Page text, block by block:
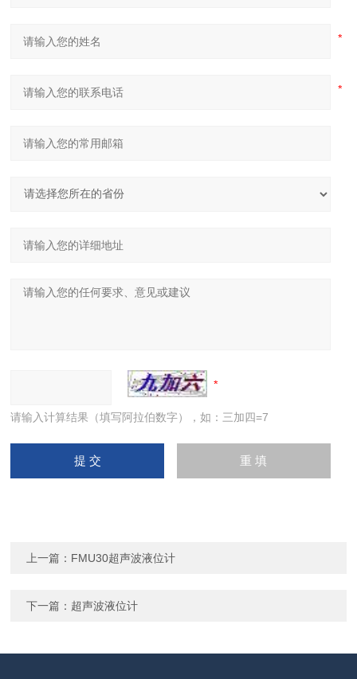
请输入计算结果（填写阿拉伯数字），如：三加四=7
上一篇： FMU30超声波液位计
下一篇： 超声波液位计